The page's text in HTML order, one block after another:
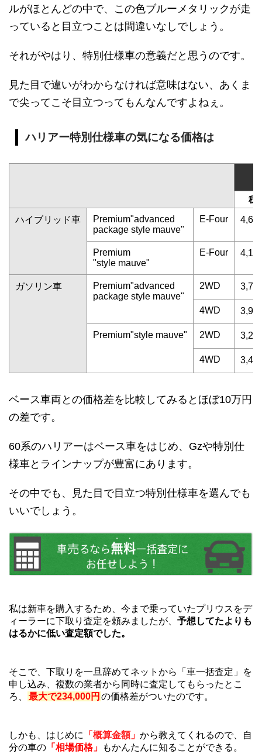
ルがほとんどの中で、この色ブルーメタリックが走
っていると目立つことは間違いなしでしょう。
それがやはり、特別仕様車の意義だと思うのです。
見た目で違いがわからなければ意味はない、あくま
で尖ってこそ目立つってもんなんですよねぇ。
ハリアー特別仕様車の気になる価格は
税
ハイブリッド車
Premium"advanced
package style mauve"
E-Four
Premium
"style mauve"
E-Four
ガソリン車
Premium"advanced
package style mauve"
2WD
4WD
Premium"style mauve" 2WD
4WD
ベース車両との価格差を比較してみるとほぼ10万円
の差です。
60系のハリアーはベース車をはじめ、Gzや特別仕
様車とラインナップが豊富にあります。
その中でも、見た目で目立つ特別仕様車を選んでも
いいでしょう。
私は新車を購入するため、今まで乗っていたプリウスをデ
ィーラーに下取り査定を頼みましたが、 予想してたよりも
はるかに低い査定額でした。
そこで、下取りを一旦辞めてネットから「車一括査定」を
申し込み、複数の業者から同時に査定してもらったとこ
ろ、
最大で234,000円 の価格差がついたのです。
しかも、はじめに 「概算金額」 から教えてくれるので、自
分の車の 「相場価格」 もかんたんに知ることができる。